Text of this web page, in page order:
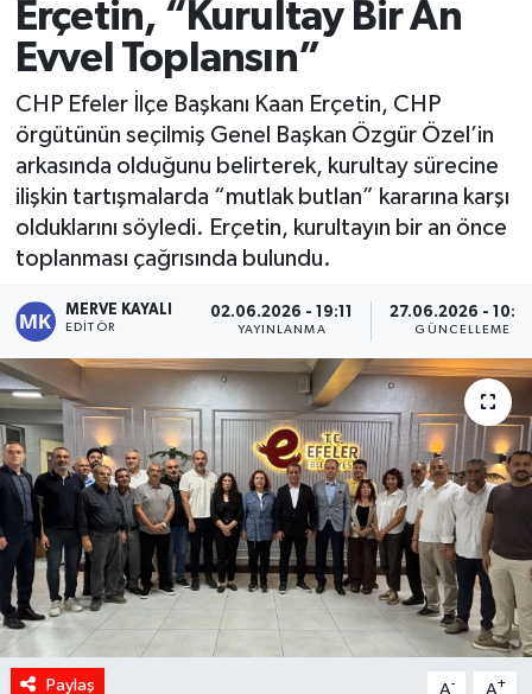
Erçetin, “Kurultay Bir An
Evvel Toplansın”
CHP Efeler İlçe Başkanı Kaan Erçetin, CHP
örgütünün seçilmiş Genel Başkan Özgür Özel’in
arkasında olduğunu belirterek, kurultay sürecine
ilişkin tartışmalarda “mutlak butlan” kararına karşı
olduklarını söyledi. Erçetin, kurultayın bir an önce
toplanması çağrısında bulundu.
MERVE KAYALI
EDITÖR
02.06.2026 - 19:11
YAYINLANMA
27.06.2026 -
GÜNCELLEME
Paylaş A- A+